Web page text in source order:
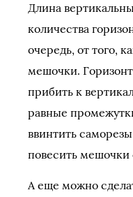
Длина
количества
очередь, от того,
мешочки.
прибить к
равные
ввинтить
повесить мешочки
А еще можно